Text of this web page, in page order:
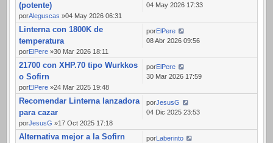
(potente)
porAleguscas »04 May 2026 06:31
04 May 2026 17:33
Linterna con 1800K de
temperatura
porElPere »30 Mar 2026 18:11
porElPere
08 Abr 2026 09:56
21700 con XHP.70 tipo Wurkkos
o Sofirn
porElPere »24 Mar 2025 19:48
porElPere
30 Mar 2026 17:59
Recomendar Linterna lanzadora
para cazar
porJesusG »17 Oct 2025 17:18
porJesusG
04 Dic 2025 23:53
Alternativa mejor a la Sofirn
por Laberinto